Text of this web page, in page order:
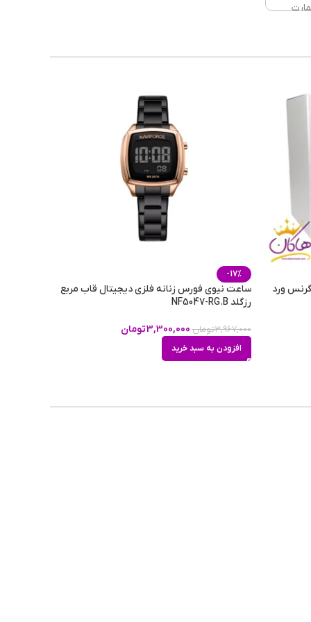
کمک
ورد
-17%
ساعت نیوی فورس زنانه فلزی دیجیتال قاب مربع
رزگلد NF5047-RG.B
3,967,000تومان 3,300,000تومان
افزودن به سبد خرید